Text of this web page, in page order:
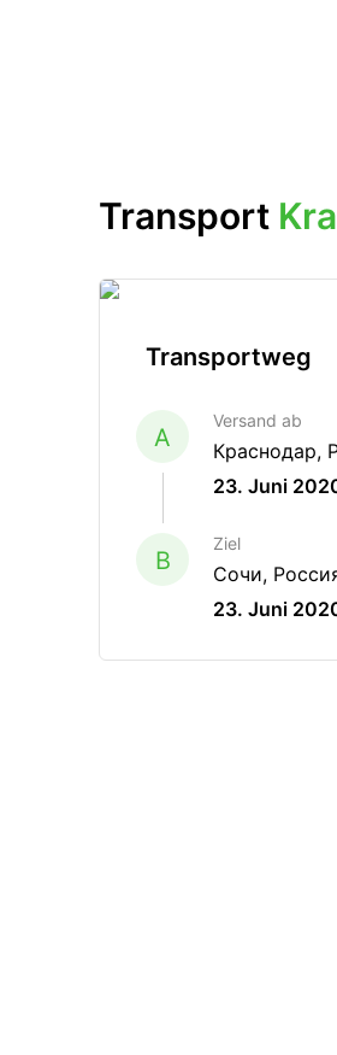
Transport
Transportweg
A
Versand ab
Краснодар,
23. Juni
B
Ziel
Сочи,
23. Juni